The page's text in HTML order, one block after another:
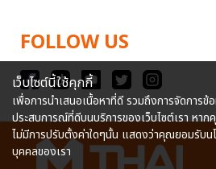
FOLLOW US
เว็บไซต์นี้ใช้คุกกี้
เพื่อการนำเสนอเนื้อหาที่ดี รวมถึงการจัดการ
ประสบการณ์ที่ดีบนบริการของเว็บไซต์เรา หาก
ไม่มีการปรับตั้งค่าใดๆนั้น แสดงว่าคุณยอมรับน
บุคคลของเรา